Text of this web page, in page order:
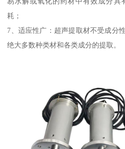
耗；
7、适应性广：超声提取材不受成分
绝大多数种类材和各类成分的提取。